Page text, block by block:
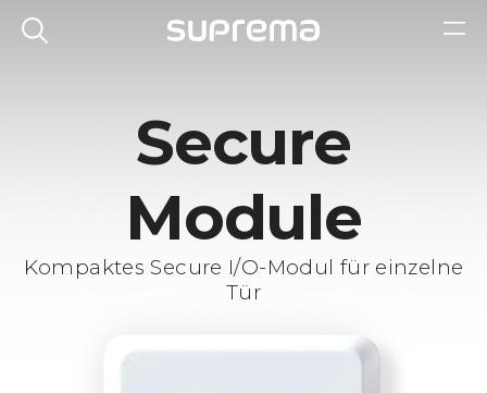
Secure
Module
Kompaktes Secure I/O-Modul für einzelne
Tür